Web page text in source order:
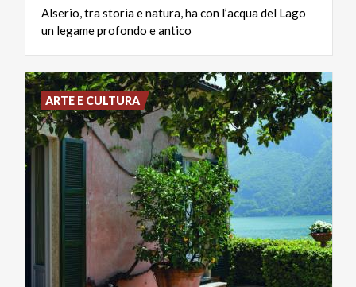
Alserio,trastoriaenatura,hacon l’acquadel Lago
un legameprofondo eantico
ARTE E CULTURA